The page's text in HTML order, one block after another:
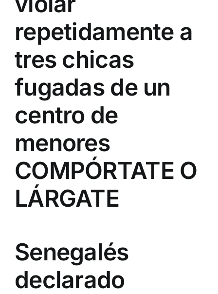
repetidamente a
tres chicas
fugadas de un
centro de
menores
COMPÓRTATE O
LÁRGATE
Senegalés
declarado